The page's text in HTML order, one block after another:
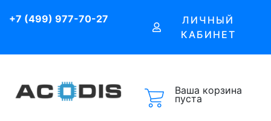
+7 (499) 977-70-27
ЛИЧНЫЙ
КАБИНЕТ
Ваша корзина
пуста